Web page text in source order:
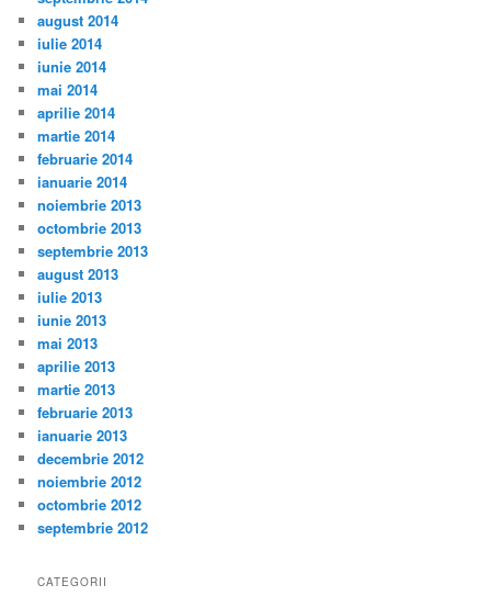
august 2014
iulie 2014
iunie 2014
mai 2014
aprilie 2014
martie 2014
februarie 2014
ianuarie 2014
noiembrie 2013
octombrie 2013
septembrie 2013
august 2013
iulie 2013
iunie 2013
mai 2013
aprilie 2013
martie 2013
februarie 2013
ianuarie 2013
decembrie 2012
noiembrie 2012
octombrie 2012
septembrie 2012
CATEGORII